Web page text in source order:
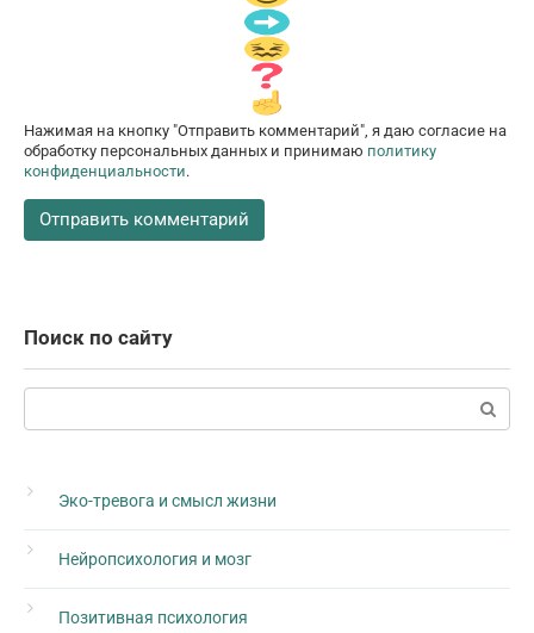
Нажимая на кнопку "Отправить комментарий", я даю согласие на
обработку персональных данных и принимаю политику
конфиденциальности.
Поиск по сайту
Эко-тревога и смысл жизни
Нейропсихология и мозг
Позитивная психология